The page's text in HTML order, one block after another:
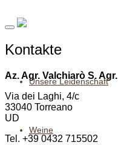
Unsere Leidenschaft
Weine
Kontakte
Az. Agr. Valchiarò S. Agr.
Via dei Laghi, 4/c
33040 Torreano
UD
Tel. +39 0432 715502